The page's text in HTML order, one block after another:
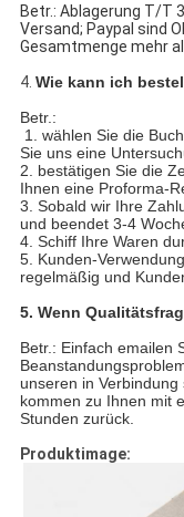
Betr.: Ablagerung T/T
Versand; Paypal sind
Gesamtmenge mehr
4. Wie kann ich
Betr.:
1. wählen Sie die
Sie uns eine
2. bestätigen Sie die
Ihnen eine Proforma-
3. Sobald wir Ihre
und beendet 3-4
4. Schiff Ihre Waren
5. Kunden-
regelmäßig und
5. Wenn
Betr.: Einfach emailen
unseren in
kommen zu Ihnen mit
Stunden zurück.
Produktimage: